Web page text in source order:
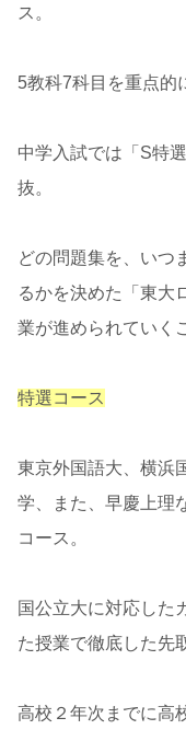
ス。
5教科7科目を重点的
中学入試では「S特
抜。
どの問題集を、いつ
るかを決めた「東大
業が進められていく
特選コース
東京外国語大、横浜
学、また、早慶上理
コース。
国公立大に対応した
た授業で徹底した先
高校２年次までに高